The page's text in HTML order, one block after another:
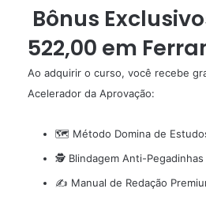
Bônus
522,00 em
Ao adquirir o curso, você recebe
Acelerador da Aprovação:
🗺️ Método Domina de
🕵️ Blindagem Anti-Pegadinhas
✍️ Manual de Redação